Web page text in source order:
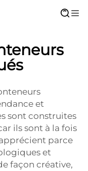
et
sont construites
ils sont à la fois
parce
et
façon créative,